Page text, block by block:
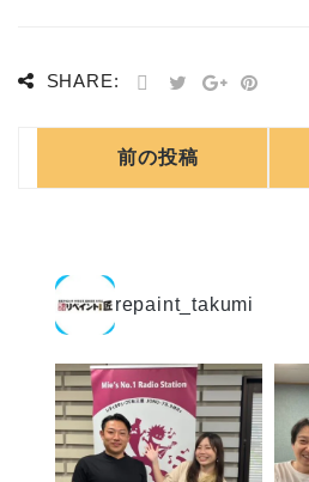
SHARE:
前の投稿
repaint_takumi